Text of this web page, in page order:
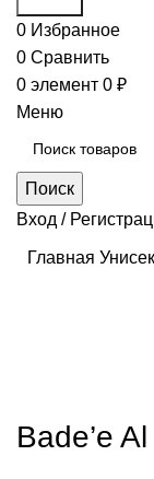
0 Избранное
0 Сравнить
0 элемент 0 ₽
Меню
Поиск
Вход /
Главная
Bade’e